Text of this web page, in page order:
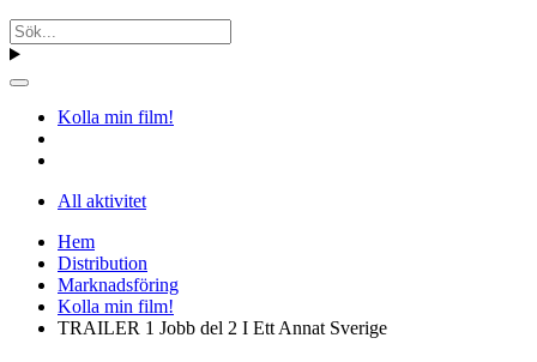
Kolla min film!
All aktivitet
Hem
Distribution
Marknadsföring
Kolla min film!
TRAILER 1 Jobb del 2 I Ett Annat Sverige